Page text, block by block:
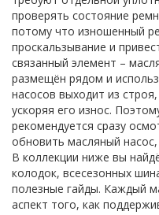
проверять состояние
потому что изношенный
проскальзывание и
связанный элемент –
размещён рядом и
насосов выходит из
ускоряя его износ.
рекомендуется сразу
обновить масляный
В коллекции ниже вы
колодок, всесезонных
полезные гайды. Каждый
аспект того, как